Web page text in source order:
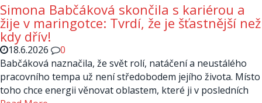
Simona Babčáková skončila s kariérou a
žije v maringotce: Tvrdí, že je šťastnější než
kdy dřív!
18.6.2026
0
Babčáková naznačila, že svět rolí, natáčení a neustálého
pracovního tempa už není středobodem jejího života. Místo
toho chce energii věnovat oblastem, které ji v posledních